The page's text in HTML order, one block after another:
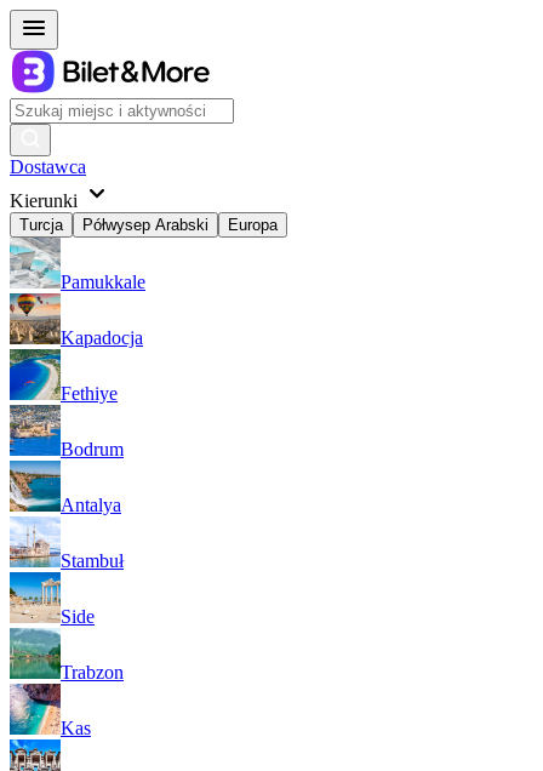
Dostawca
Kierunki
Turcja Półwysep Arabski Europa
Pamukkale
Kapadocja
Fethiye
Bodrum
Antalya
Stambuł
Side
Trabzon
Kas